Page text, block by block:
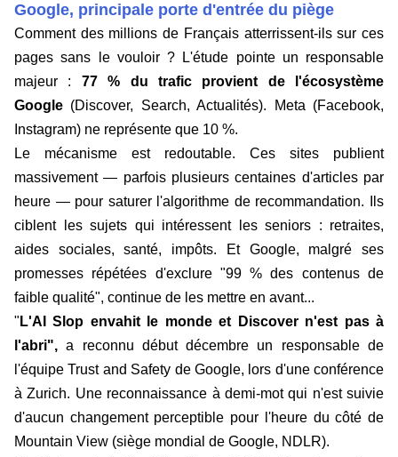
Google, principale porte d'entrée du piège
Comment des millions de Français atterrissent-ils sur ces
pages sans le vouloir ? L'étude pointe un responsable
majeur : 77 % du trafic provient de l'écosystème
Google (Discover, Search, Actualités). Meta (Facebook,
Instagram) ne représente que 10 %.
Le mécanisme est redoutable. Ces sites publient
massivement — parfois plusieurs centaines d'articles par
heure — pour saturer l'algorithme de recommandation. Ils
ciblent les sujets qui intéressent les seniors : retraites,
aides sociales, santé, impôts. Et Google, malgré ses
promesses répétées d'exclure "99 % des contenus de
faible qualité", continue de les mettre en avant...
" L'AI Slop envahit le monde et Discover n'est pas à
l'abri", a reconnu début décembre un responsable de
l'équipe Trust and Safety de Google, lors d'une conférence
à Zurich. Une reconnaissance à demi-mot qui n'est suivie
d'aucun changement perceptible pour l'heure du côté de
Mountain View (siège mondial de Google, NDLR).